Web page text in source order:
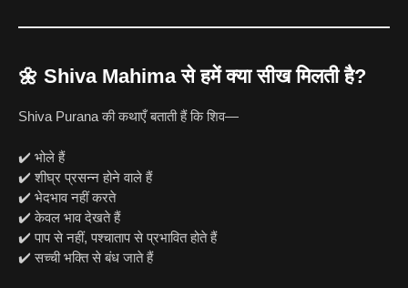
🌼 Shiva Mahima से हमें क्या सीख मिलती है?
Shiva Purana की कथाएँ बताती हैं कि शिव—
✔️ भोले हैं
✔️ शीघ्र प्रसन्न होने वाले हैं
✔️ भेदभाव नहीं करते
✔️ केवल भाव देखते हैं
✔️ पाप से नहीं, पश्चाताप से प्रभावित होते हैं
✔️ सच्ची भक्ति से बंध जाते हैं